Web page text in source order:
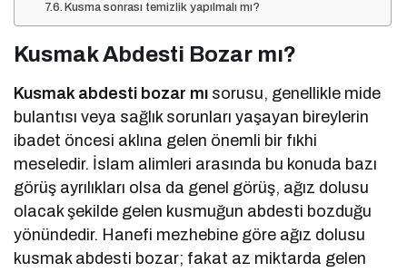
Kusma sonrası temizlik yapılmalı mı?
Kusmak Abdesti Bozar mı?
Kusmak abdesti bozar mı sorusu, genellikle mide
bulantısı veya sağlık sorunları yaşayan bireylerin
ibadet öncesi aklına gelen önemli bir fıkhi
meseledir. İslam alimleri arasında bu konuda bazı
görüş ayrılıkları olsa da genel görüş, ağız dolusu
olacak şekilde gelen kusmuğun abdesti bozduğu
yönündedir. Hanefi mezhebine göre ağız dolusu
kusmak abdesti bozar; fakat az miktarda gelen